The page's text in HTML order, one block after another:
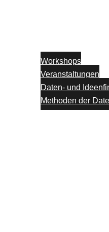
Workshops
Veranstaltungen
Daten- und
Methoden der